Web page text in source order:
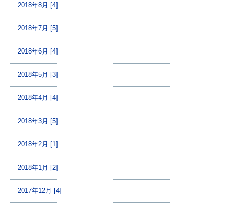
2018年8月 [4]
2018年7月 [5]
2018年6月 [4]
2018年5月 [3]
2018年4月 [4]
2018年3月 [5]
2018年2月 [1]
2018年1月 [2]
2017年12月 [4]